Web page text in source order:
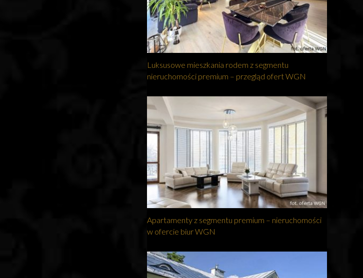
Luksusowe mieszkania rodem z segmentu
nieruchomości premium – przegląd ofert WGN
Apartamenty z segmentu premium – nieruchomości
w ofercie biur WGN